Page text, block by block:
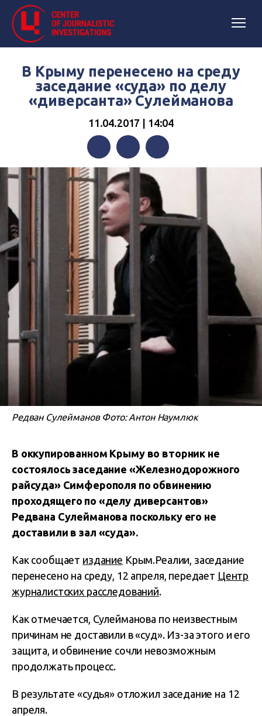
В Крыму перенесено на среду
заседание «суда» по делу
«диверсанта» Сулейманова
11.04.2017 | 14:04
FacebookTwitterTelegram
Редван Сулейманов Фото: Антон Наумлюк
В оккупированном Крыму во вторник не
состоялось заседание «Железнодорожного
райсуда» Симферополя по обвинению
проходящего по «делу диверсантов»
Редвана Сулейманова поскольку его не
доставили в зал «суда».
Как сообщает издание Крым.Реалии, заседание
перенесено на среду, 12 апреля, передает Центр
журналистских расследований.
Как отмечается, Сулейманова по неизвестным
причинам не доставили в «суд». Из-за этого и его
защита, и обвинение сочли невозможным
продолжать процесс.
В результате «судья» отложил заседание на 12
апреля.